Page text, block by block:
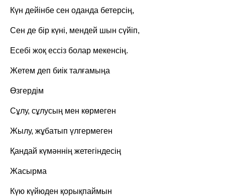
Күн дейінбе сен оданда бетерсің,
Сен де бір күні, мендей шын сүйіп,
Есебі жоқ ессіз болар мекенсің.
Жетем деп биік талғамыңа
Өзгердім
Сұлу, сұлусың мен көрмеген
Жылу, жұбатып үлгермеген
Қандай күмәннің жетегіндесің
Жасырма
Күю күйюден қорықпаймын